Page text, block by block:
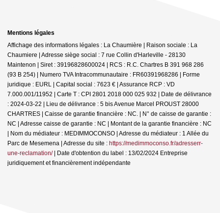
Mentions légales
Affichage des informations légales : La Chaumière | Raison sociale : La
Chaumiere | Adresse siège social : 7 rue Collin d'Harleville - 28130
Maintenon | Siret : 39196828600024 | RCS : R.C. Chartres B 391 968 286
(93 B 254) | Numero TVA Intracommunautaire : FR60391968286 | Forme
juridique : EURL | Capital social : 7623 € | Assurance RCP : VD
7.000.001/11952 | Carte T : CPI 2801 2018 000 025 932 | Date de délivrance
: 2024-03-22 | Lieu de délivrance : 5 bis Avenue Marcel PROUST 28000
CHARTRES | Caisse de garantie financière : NC. | N° de caisse de garantie :
NC | Adresse caisse de garantie : NC | Montant de la garantie financière : NC
| Nom du médiateur : MEDIMMOCONSO | Adresse du médiateur : 1 Allée du
Parc de Mesemena | Adresse du site : https://medimmoconso.fr/adresserr-
une-reclamation/| Date d'obtention du label : 13/02/2024 Entreprise
juridiquement et financièrement indépendante